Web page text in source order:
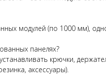
модулей (по 1000 мм),
панелях?
крючки,
аксессуары).